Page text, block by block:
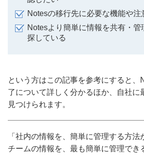
Notesの移行先に必要な機能や注
Notesより簡単に情報を共有・管
探している
という方はこの記事を参考にすると、
了について詳しく分かるほか、自社に
見つけられます。
「社内の情報を、簡単に管理する方法
チームの情報を、最も簡単に管理でき